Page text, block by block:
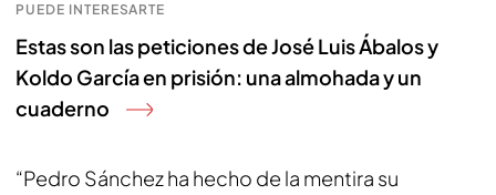
PUEDE INTERESARTE
Estas son las peticiones de José Luis Ábalos y
Koldo García en prisión: una almohada y un
cuaderno
“Pedro Sánchez ha hecho de la mentira su